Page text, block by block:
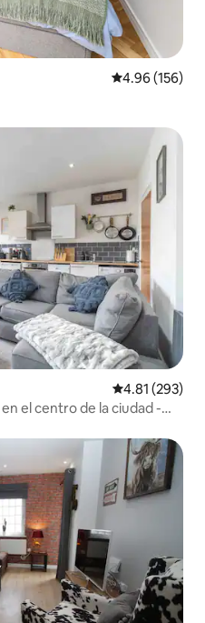
Calificación
4.96 (156)
Calificación
4.81 (293)
el centro de la ciudad -